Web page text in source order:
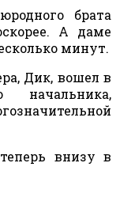
брата
А даме
минут.
Дик, вошел в
начальника,
внизу в